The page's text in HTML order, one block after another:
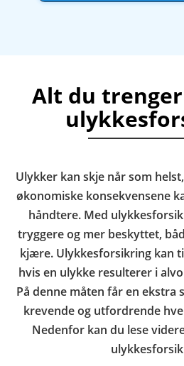
Alt du
Ulykker kan skje når som
økonomiske konsekvensene
håndtere. Med
tryggere og mer beskyttet,
kjære. Ulykkesforsikring kan
hvis en ulykke resulterer i
På denne måten får en ekstra
krevende og utfordrende
Nedenfor kan du lese